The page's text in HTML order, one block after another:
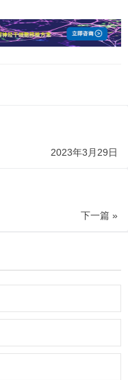
2023年3月29日
下一篇 »